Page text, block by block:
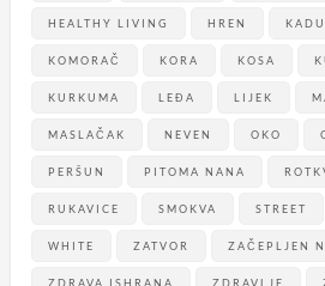
HEALTHY LIVING HREN
KOMORAČ KORA KOSA
KURKUMA LEĐA LIJEK
MASLAČAK NEVEN OKO
PERŠUN PITOMA NANA
RUKAVICE SMOKVA STREET
WHITE ZATVOR ZAČEPLJEN
ZDRAVA ISHRANA ZDRAVLJE